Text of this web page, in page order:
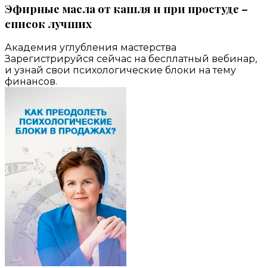
Эфирные масла от кашля и при простуде –
список лучших
Академия углубления мастерства
Зарегистрируйся сейчас на бесплатный вебинар,
и узнай свои психологические блоки на тему
финансов.